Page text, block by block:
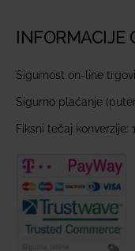
INFORMACIJE
Sigurnost on-line
Sigurno plaćanje
Fiksni tečaj konverzije: